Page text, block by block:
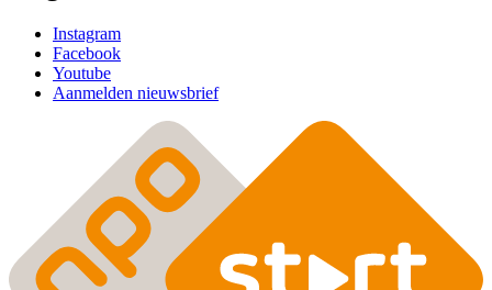
Instagram
Facebook
Youtube
Aanmelden nieuwsbrief